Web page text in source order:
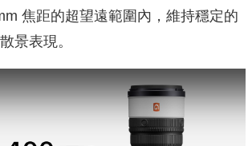
焦距的超望遠範圍內，維持穩定的
景表現。